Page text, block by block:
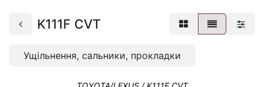
K111F CVT
Ущільнення, сальники, прокладки